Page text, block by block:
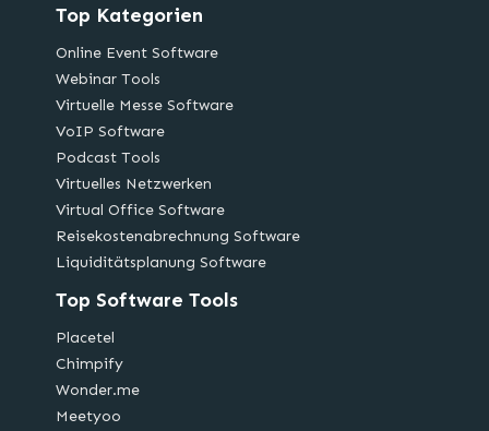
Top Kategorien
Online Event Software
Webinar Tools
Virtuelle Messe Software
VoIP Software
Podcast Tools
Virtuelles Netzwerken
Virtual Office Software
Reisekostenabrechnung Software
Liquiditätsplanung Software
Top Software Tools
Placetel
Chimpify
Wonder.me
Meetyoo